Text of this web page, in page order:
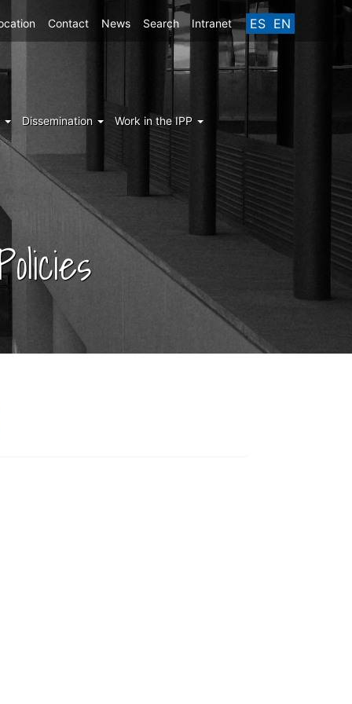
ES EN
Contact News Search Intranet
Dissemination Work in the IPP